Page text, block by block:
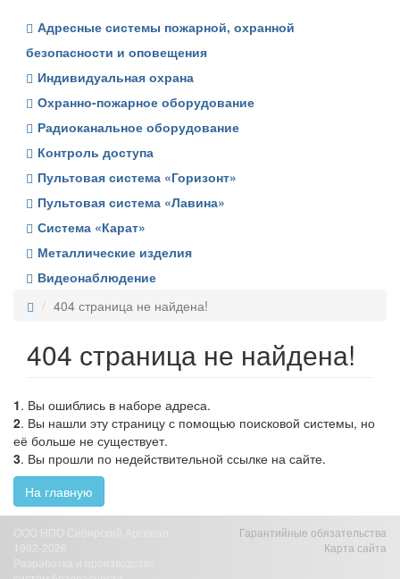
Адресные системы пожарной, охранной
безопасности и оповещения
Индивидуальная охрана
Охранно-пожарное оборудование
Радиоканальное оборудование
Контроль доступа
Пультовая система «Горизонт»
Пультовая система «Лавина»
Система «Карат»
Металлические изделия
Видеонаблюдение
404 страница не найдена!
404 страница не найдена!
1. Вы ошиблись в наборе адреса.
2. Вы нашли эту страницу с помощью поисковой системы, но
её больше не существует.
3. Вы прошли по недействительной ссылке на сайте.
На главную
1992-2026
Разработка и производство
Гарантийные обязательства
Карта сайта